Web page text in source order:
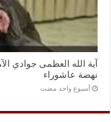
آية الله العظمى جوادي
نهضة عاشوراء
‏أسبوع واحد مضت